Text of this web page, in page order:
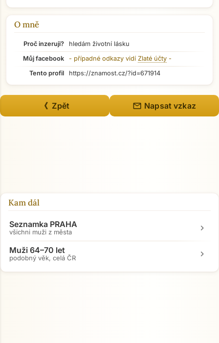
Přejít na hlavní obsah
O mně
Proč inzeruji?
hledám životní lásku
Můj facebook
- případné odkazy vidí Zlaté účty -
Tento profil
https://znamost.cz/?id=671914
《 Zpět mail Napsat vzkaz
Kam dál
Seznamka PRAHA
všichni muži z města chevron_right
Muži 64–70 let
podobný věk, celá ČR chevron_right